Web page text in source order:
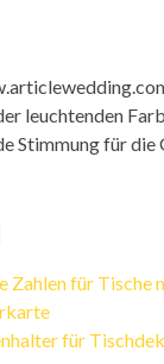
leuchtenden
Stimmung für die
Zahlen für Tische
für